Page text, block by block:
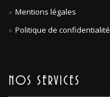
Mentions légales
Politique de confidentialité
NOS SERVICES